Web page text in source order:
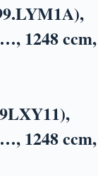
1248 ccm,
1248 ccm,